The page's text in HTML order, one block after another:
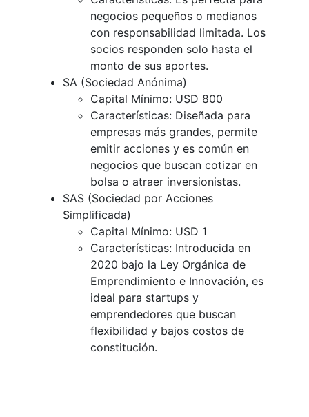
negocios pequeños o medianos
con responsabilidad limitada. Los
socios responden solo hasta el
monto de sus aportes.
SA (Sociedad Anónima)
Capital Mínimo: USD 800
Características: Diseñada para
empresas más grandes, permite
emitir acciones y es común en
negocios que buscan cotizar en
bolsa o atraer inversionistas.
SAS (Sociedad por Acciones
Simplificada)
Capital Mínimo: USD 1
Características: Introducida en
2020 bajo la Ley Orgánica de
Emprendimiento e Innovación, es
ideal para startups y
emprendedores que buscan
flexibilidad y bajos costos de
constitución.